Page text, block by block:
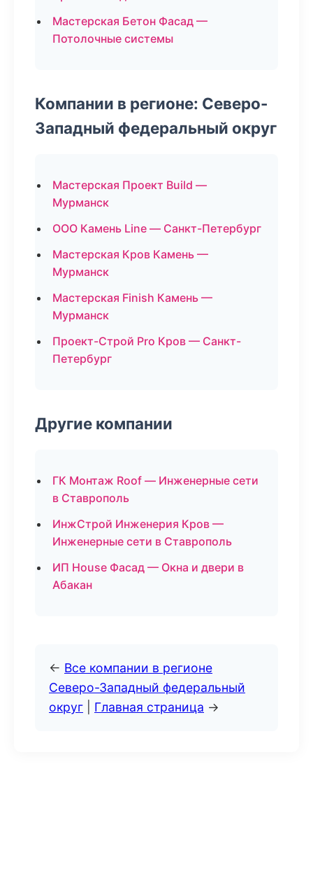
Мастерская Бетон Фасад —
Потолочные системы
Компании в регионе: Северо-
Западный федеральный округ
Мастерская Проект Build —
Мурманск
ООО Камень Line — Санкт-Петербург
Мастерская Кров Камень —
Мурманск
Мастерская Finish Камень —
Мурманск
Проект-Строй Pro Кров — Санкт-
Петербург
Другие компании
ГК Монтаж Roof — Инженерные сети
в Ставрополь
ИнжСтрой Инженерия Кров —
Инженерные сети в Ставрополь
ИП House Фасад — Окна и двери в
Абакан
← Все компании в регионе
Северо-Западный федеральный
округ
Главная страница →